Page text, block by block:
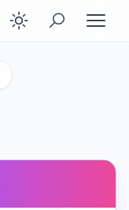
Enable dark